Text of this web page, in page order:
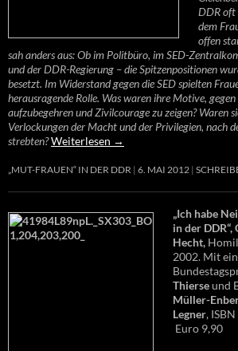
DDR oft
dem
offen
sah anders aus: Ob im Politbüro, im SED-
und der DDR-Regierung – die Spitzenpositionen
besetzt. Im Widerstand gegen die SED spielten
herausragende Rolle. Was waren ihre Motive,
aufzubegehren und Zivilcourage zu zeigen? Waren
Verlockungen der Macht und der Privilegien, nach
strebten?Weiterlesen →
„MUT-FRAUEN“ IN DER DDR 6. MAI 2012
„Ich habe
in der
Hecht,
2002. Mit
Thierseund
Müller-
Legner,
Euro 9,90